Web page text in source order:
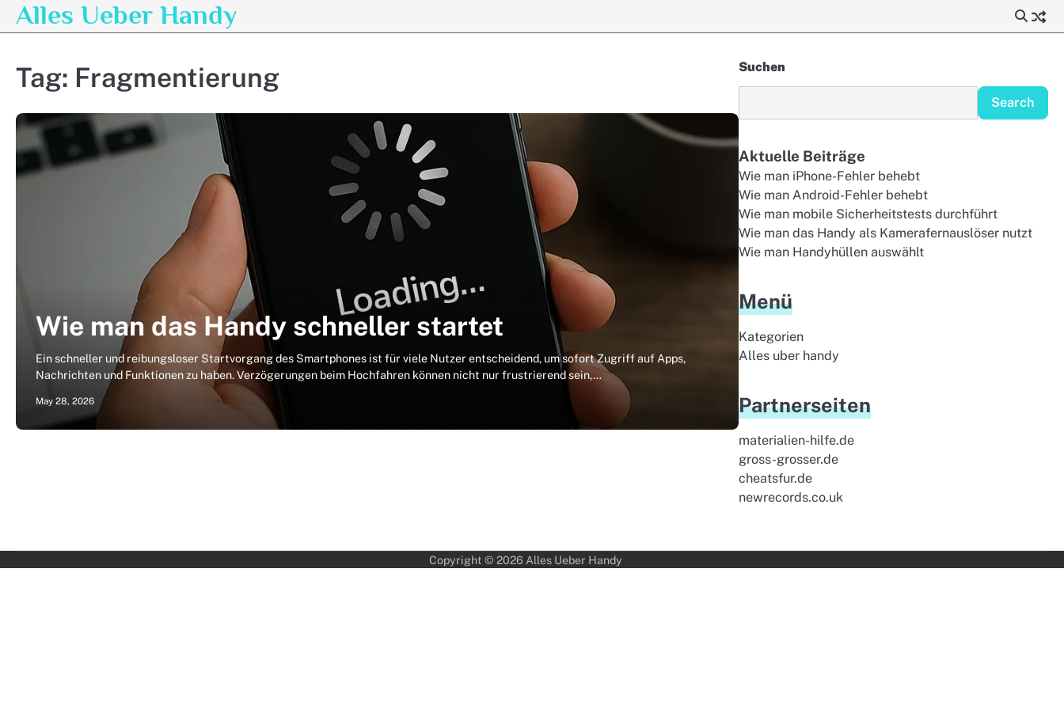
SkipAlles Ueber Handy
Tag: Fragmentierung
Wie man das Handy schneller startet
Ein schneller und reibungsloser Startvorgang des Smartphones ist für viele Nutzer entscheidend, um sofort Zugriff auf Apps,
Nachrichten und Funktionen zu haben. Verzögerungen beim Hochfahren können nicht nur frustrierend sein,…
May 28, 2026
Suchen
Search
Aktuelle Beiträge
Wie man iPhone-Fehler behebt
Wie man Android-Fehler behebt
Wie man mobile Sicherheitstests durchführt
Wie man das Handy als Kamerafernauslöser nutzt
Wie man Handyhüllen auswählt
Menü
Kategorien
Alles uber handy
Partnerseiten
materialien-hilfe.de
gross-grosser.de
cheatsfur.de
newrecords.co.uk
Copyright © 2026 Alles Ueber Handy